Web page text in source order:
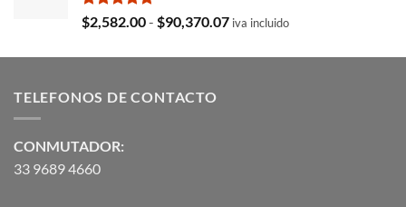
$35,369.97. $29,103.19.
Valorado
con
$2,582.00- $90,370.07Rango
precios:
iva incluido
TELEFONOS DE CONTACTO
CONMUTADOR:
33 9689 4660